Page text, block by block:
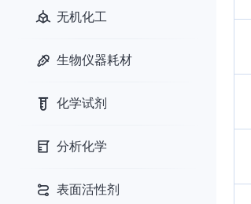
无机化工
生物仪器耗材
化学试剂
分析化学
表面活性剂